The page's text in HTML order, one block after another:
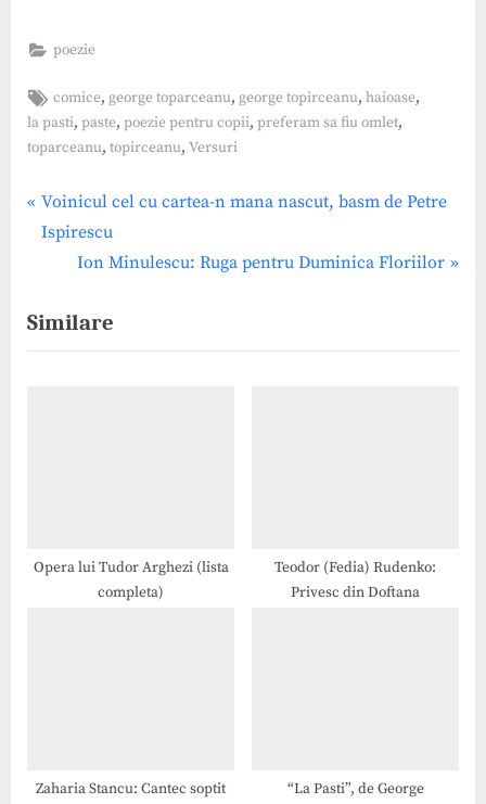
Cînd geamul…
poezie
Tags:
comice, george toparceanu, george topirceanu,haioase,
la pasti, paste, poezie pentru copii, preferam sa fiu omlet,
toparceanu, topirceanu, Versuri
Post
navigation
P
r
i
o
:
Voinicul cel cu cartea-n mana nascut, basm de Petre
Ispirescu
N
x
t
Ion Minulescu: Ruga pentru Duminica Floriilor
Similare
Opera lui Tudor Arghezi (lista
completa)
Teodor (Fedia) Rudenko:
Privesc din Doftana
Zaharia Stancu: Cantec soptit
“La Pasti”, de George